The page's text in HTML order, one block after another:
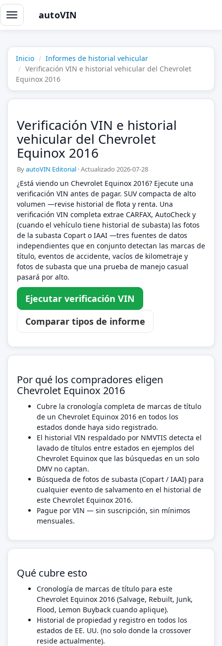
Alternar
navegación
autoVIN
Inicio
Informes de historial vehicular
Verificación VIN e historial vehicular del Chevrolet
Equinox 2016
Verificación VIN e historial
vehicular del Chevrolet
Equinox 2016
ByautoVIN Editorial ·Actualizado 2026-07-28
¿Está viendo un Chevrolet Equinox 2016? Ejecute una
verificación VIN antes de pagar. SUV compacta de alto
volumen —revise historial de flota y renta. Una
verificación VIN completa extrae CARFAX, AutoCheck y
(cuando el vehículo tiene historial de subasta) las fotos
de la subasta Copart o IAAI —tres fuentes de datos
independientes que en conjunto detectan las marcas de
título, eventos de accidente, vacíos de kilometraje y
fotos de subasta que una prueba de manejo casual
pasará por alto.
Ejecutar verificación VIN
Comparar tipos de informe
Por qué los compradores eligen
Chevrolet Equinox 2016
Cubre la cronología completa de marcas de título
de un Chevrolet Equinox 2016 en todos los
estados donde haya sido registrado.
El historial VIN respaldado por NMVTIS detecta el
lavado de títulos entre estados en ejemplos del
Chevrolet Equinox que las búsquedas en un solo
DMV no captan.
Búsqueda de fotos de subasta (Copart / IAAI) para
cualquier evento de salvamento en el historial de
este Chevrolet Equinox 2016.
Pague por VIN — sin suscripción, sin mínimos
mensuales.
Qué cubre esto
Cronología de marcas de título para este
Chevrolet Equinox 2016 (Salvage, Rebuilt, Junk,
Flood, Lemon Buyback cuando aplique).
Historial de propiedad y registro en todos los
estados de EE. UU. (no solo donde la crossover
reside actualmente).